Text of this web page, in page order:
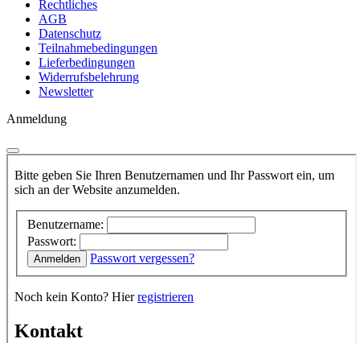
Rechtliches
AGB
Datenschutz
Teilnahmebedingungen
Lieferbedingungen
Widerrufsbelehrung
Newsletter
Anmeldung